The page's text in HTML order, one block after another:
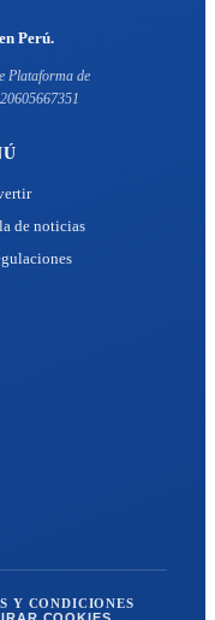
Perú.
Plataforma de
de noticias
Y CONDICIONES